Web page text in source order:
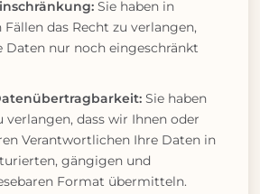
Sie haben in
das Recht zu verlangen,
Daten nur noch eingeschränkt
Sie haben
verlangen, dass wir Ihnen oder
Verantwortlichen Ihre Daten in
gängigen und
Format übermitteln.